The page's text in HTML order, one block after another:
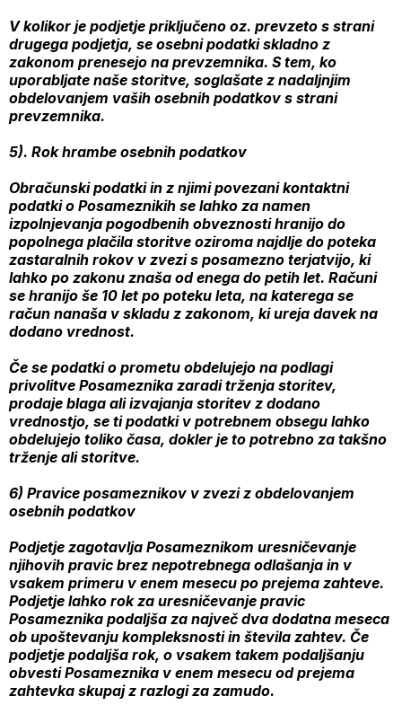
V kolikor je podjetje priključeno oz. prevzeto s strani
drugega podjetja, se osebni podatki skladno z
zakonom prenesejo na prevzemnika. S tem, ko
uporabljate naše storitve, soglašate z nadaljnjim
obdelovanjem vaših osebnih podatkov s strani
prevzemnika.
5). Rok hrambe osebnih podatkov
Obračunski podatki in z njimi povezani kontaktni
podatki o Posameznikih se lahko za namen
izpolnjevanja pogodbenih obveznosti hranijo do
popolnega plačila storitve oziroma najdlje do poteka
zastaralnih rokov v zvezi s posamezno terjatvijo, ki
lahko po zakonu znaša od enega do petih let. Računi
se hranijo še 10 let po poteku leta, na katerega se
račun nanaša v skladu z zakonom, ki ureja davek na
dodano vrednost.
Če se podatki o prometu obdelujejo na podlagi
privolitve Posameznika zaradi trženja storitev,
prodaje blaga ali izvajanja storitev z dodano
vrednostjo, se ti podatki v potrebnem obsegu lahko
obdelujejo toliko časa, dokler je to potrebno za takšno
trženje ali storitve.
6) Pravice posameznikov v zvezi z obdelovanjem
osebnih podatkov
Podjetje zagotavlja Posameznikom uresničevanje
njihovih pravic brez nepotrebnega odlašanja in v
vsakem primeru v enem mesecu po prejema zahteve.
Podjetje lahko rok za uresničevanje pravic
Posameznika podaljša za največ dva dodatna meseca
ob upoštevanju kompleksnosti in števila zahtev. Če
podjetje podaljša rok, o vsakem takem podaljšanju
obvesti Posameznika v enem mesecu od prejema
zahtevka skupaj z razlogi za zamudo.